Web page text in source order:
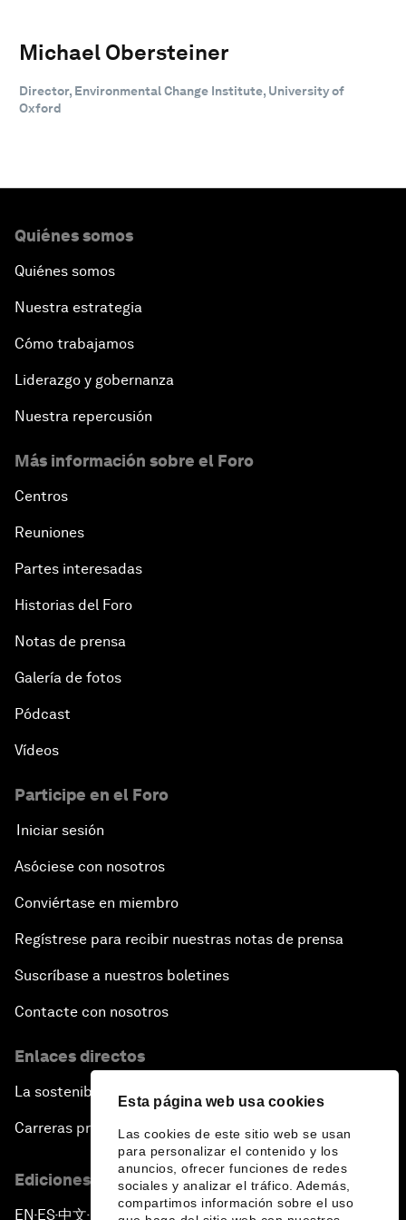
Esta página web usa cookies
Las cookies de este sitio web se usan
para personalizar el contenido y los
anuncios, ofrecer funciones de redes
sociales y analizar el tráfico. Además,
compartimos información sobre el uso
Michael Obersteiner
Director, Environmental Change Institute, University of
Oxford
Quiénes somos
Quiénes somos
Nuestra estrategia
Cómo trabajamos
Liderazgo y gobernanza
Nuestra repercusión
Más información sobre el Foro
Centros
Reuniones
Partes interesadas
Historias del Foro
Notas de prensa
Galería de fotos
Pódcast
Vídeos
Participe en el Foro
Iniciar sesión
Asóciese con nosotros
Conviértase en miembro
Regístrese para recibir nuestras notas de prensa
Suscríbase a nuestros boletines
Contacte con nosotros
Enlaces directos
La sostenibilidad en el Foro
Carreras profesionales
Ediciones en otros idiomas
EN ▪ES▪中文▪ 日本語